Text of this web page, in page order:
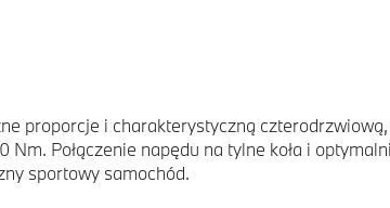
proporcje i charakterystyczną
Połączenie napędu na tylne koła i
sportowy samochód.